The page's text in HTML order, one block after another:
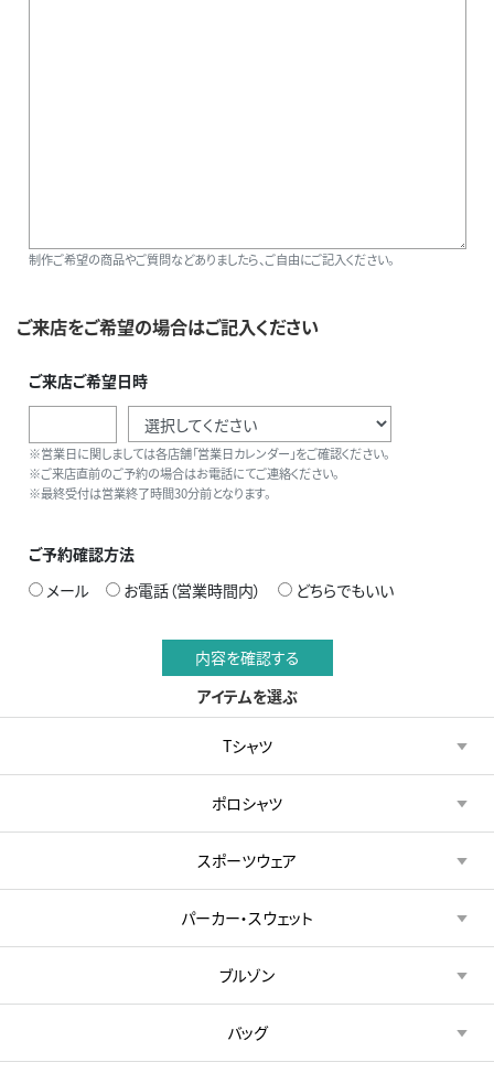
制作ご希望の商品やご質問などありましたら、ご自由にご記入ください。
ご来店をご希望の場合はご記入ください
ご来店ご希望日時
※営業日に関しましては各店舗「営業日カレンダー」をご確認ください。
※ご来店直前のご予約の場合はお電話にてご連絡ください。
※最終受付は営業終了時間30分前となります。
ご予約確認方法
メール
お電話（営業時間内） どちらでもいい
アイテムを選ぶ
Tシャツ
ポロシャツ
スポーツウェア
パーカー・スウェット
ブルゾン
バッグ